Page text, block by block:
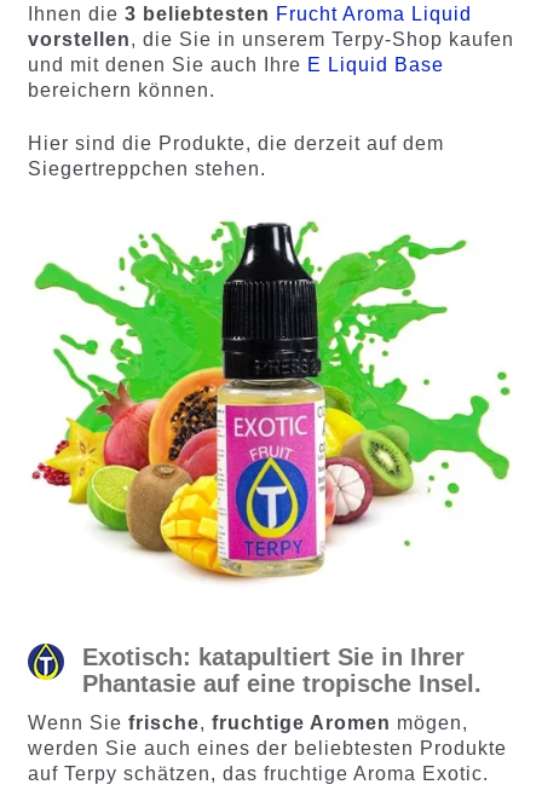
Ihnen die 3 beliebtesten Frucht Aroma Liquid
vorstellen, die Sie in unserem Terpy-Shop kaufen
und mit denen Sie auch Ihre E Liquid Base
bereichern können.
Hier sind die Produkte, die derzeit auf dem
Siegertreppchen stehen.
Exotisch: katapultiert Sie in Ihrer
Phantasie auf eine tropische Insel.
Wenn Sie frische, fruchtige Aromen mögen,
werden Sie auch eines der beliebtesten Produkte
auf Terpy schätzen, das fruchtige Aroma Exotic.